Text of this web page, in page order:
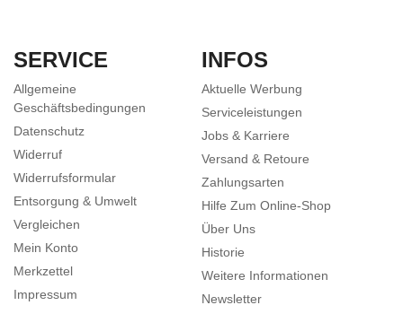
SERVICE
Allgemeine
Geschäftsbedingungen
Datenschutz
Widerruf
Widerrufsformular
Entsorgung & Umwelt
Vergleichen
Mein Konto
Merkzettel
Impressum
INFOS
Aktuelle Werbung
Serviceleistungen
Jobs & Karriere
Versand & Retoure
Zahlungsarten
Hilfe Zum Online-Shop
Über Uns
Historie
Weitere Informationen
Newsletter